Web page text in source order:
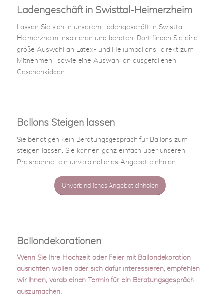
Ladengeschäft in Swisttal-Heimerzheim
Lassen Sie sich in unserem Ladengeschäft in Swisttal-
Heimerzheim inspirieren und beraten. Dort finden Sie eine
große Auswahl an Latex- und Heliumballons „direkt zum
Mitnehmen“, sowie eine Auswahl an ausgefallenen
Geschenkideen.
Ballons Steigen lassen
Sie benötigen kein Beratungsgespräch für Ballons zum
steigen lassen. Sie können ganz einfach über unseren
Preisrechner ein unverbindliches Angebot einholen.
Unverbindliches Angebot einholen
Ballondekorationen
Wenn Sie Ihre Hochzeit oder Feier mit Ballondekoration
ausrichten wollen oder sich dafür interessieren, empfehlen
wir Ihnen, vorab einen Termin für ein Beratungsgespräch
auszumachen.